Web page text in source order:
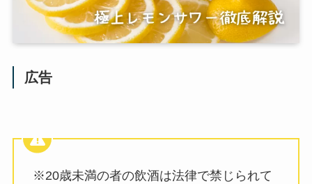
広告
※20歳未満の者の飲酒は法律で禁じられて